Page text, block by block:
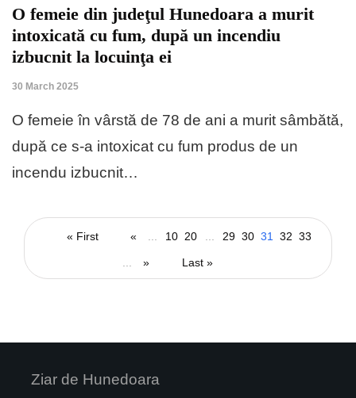
O femeie din judeţul Hunedoara a murit
intoxicată cu fum, după un incendiu
izbucnit la locuinţa ei
30 March 2025
O femeie în vârstă de 78 de ani a murit sâmbătă,
după ce s-a intoxicat cu fum produs de un
incendu izbucnit…
« First « 10 20 29 30 31 32 33
» Last »
Ziar de Hunedoara